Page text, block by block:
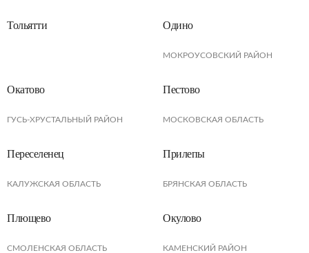
Тольятти Одино
МОКРОУСОВСКИЙ РАЙОН
Окатово
ГУСЬ-ХРУСТАЛЬНЫЙ РАЙОН
Пестово
МОСКОВСКАЯ ОБЛАСТЬ
Переселенец
КАЛУЖСКАЯ ОБЛАСТЬ
Прилепы
БРЯНСКАЯ ОБЛАСТЬ
Плющево
СМОЛЕНСКАЯ ОБЛАСТЬ
Окулово
КАМЕНСКИЙ РАЙОН